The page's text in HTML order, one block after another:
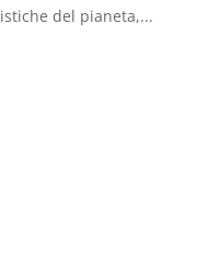
del pianeta,...